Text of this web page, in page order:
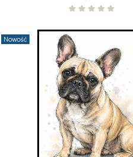
Nowość